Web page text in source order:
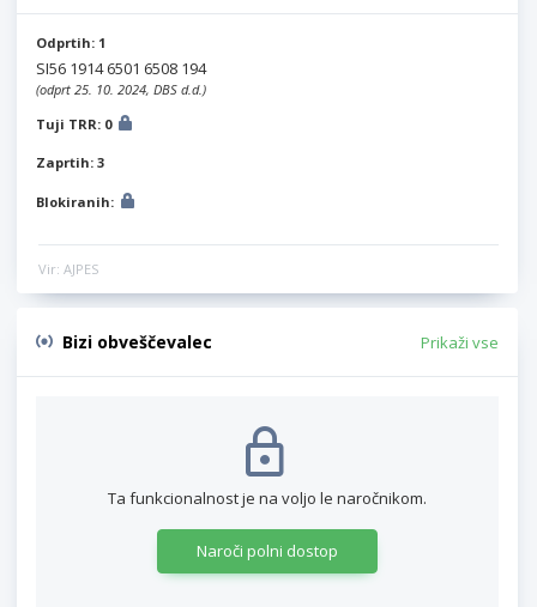
Odprtih: 1
SI56 1914 6501 6508 194
(odprt 25. 10. 2024, DBS d.d.)
Tuji TRR: 0
Zaprtih: 3
Blokiranih:
Vir: AJPES
Bizi obveščevalec Prikaži vse
Ta funkcionalnost je na voljo le naročnikom.
Naroči polni dostop